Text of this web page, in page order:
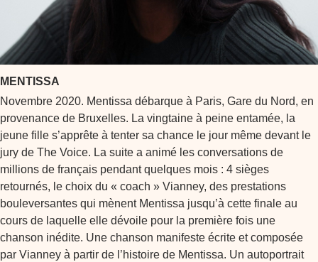
MENTISSA
Novembre 2020. Mentissa débarque à Paris, Gare du Nord, en
provenance de Bruxelles. La vingtaine à peine entamée, la
jeune fille s’apprête à tenter sa chance le jour même devant le
jury de The Voice. La suite a animé les conversations de
millions de français pendant quelques mois : 4 sièges
retournés, le choix du « coach » Vianney, des prestations
bouleversantes qui mènent Mentissa jusqu’à cette finale au
cours de laquelle elle dévoile pour la première fois une
chanson inédite. Une chanson manifeste écrite et composée
par Vianney à partir de l’histoire de Mentissa. Un autoportrait